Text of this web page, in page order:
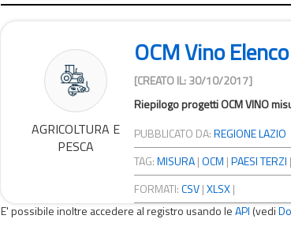
AGRICOLTURA E
PESCA
OCM Vino
[CREATO IL: 30/10/2017]
Riepilogo progetti OCM VINO
PUBBLICATO DA:REGIONE LAZIO
TAG:MISURA |OCM |PAESI TERZI |
FORMATI:CSV |XLSX |
E' possibile inoltre accedere al registro usando leAPI (vedi